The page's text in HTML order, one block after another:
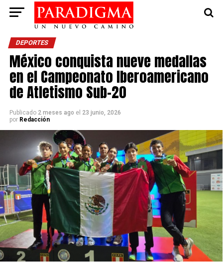
DEPORTES
México conquista nueve medallas
en el Campeonato Iberoamericano
de Atletismo Sub-20
Publicado 2 meses ago el 23 junio, 2026
por Redacción